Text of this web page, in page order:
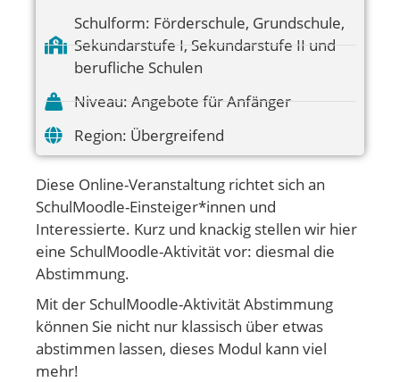
Schulform: Förderschule, Grundschule,
Sekundarstufe I, Sekundarstufe II und
berufliche Schulen
Niveau: Angebote für Anfänger
Region: Übergreifend
Diese Online-Veranstaltung richtet sich an
SchulMoodle-Einsteiger*innen und
Interessierte. Kurz und knackig stellen wir hier
eine SchulMoodle-Aktivität vor: diesmal die
Abstimmung.
Mit der SchulMoodle-Aktivität Abstimmung
können Sie nicht nur klassisch über etwas
abstimmen lassen, dieses Modul kann viel
mehr!